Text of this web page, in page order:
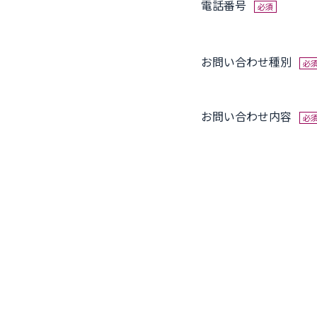
電話番号 必須
お問い合わせ種別 必
お問い合わせ内容 必